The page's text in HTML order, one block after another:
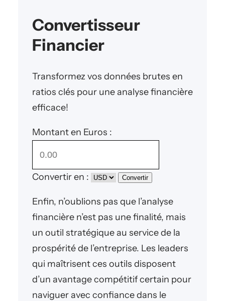
Convertisseur
Financier
Transformez vos données brutes en
ratios clés pour une analyse financière
efficace!
Montant en Euros :
Convertir en : Convertir
Enfin, n’oublions pas que l’analyse
financière n’est pas une finalité, mais
un outil stratégique au service de la
prospérité de l’entreprise. Les leaders
qui maîtrisent ces outils disposent
d’un avantage compétitif certain pour
naviguer avec confiance dans le